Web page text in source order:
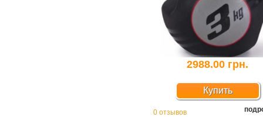
2988.00 грн.
Купить
0 отзывов